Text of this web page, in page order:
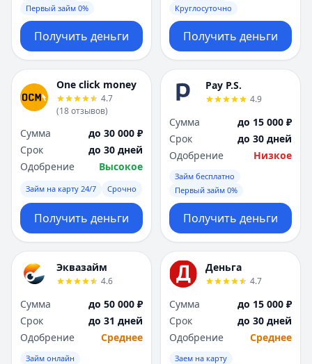
Первый займ 0%
Получить деньги
Круглосуточно
Получить деньги
One click money
4.7
(18отзывов)
Сумма
до 30 000 ₽
Срок
до 30 дней
Одобрение
Высокое
Займ на карту 24/7 Срочно
Получить деньги
Pay P.S.
4.9
Сумма
до 15 000 ₽
Срок
до 30 дней
Одобрение
Низкое
Займ бесплатно
Первый займ 0%
Получить деньги
Эквазайм
4.6
Сумма
до 50 000 ₽
Срок
до 31 дней
Одобрение
Среднее
Займ онлайн
Деньга
4.7
Сумма
до 15 000 ₽
Срок
до 30 дней
Одобрение
Среднее
Заем на карту